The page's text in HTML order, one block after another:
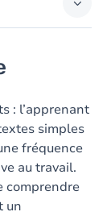
: l’apprenant
simples
fréquence
au travail.
comprendre
un